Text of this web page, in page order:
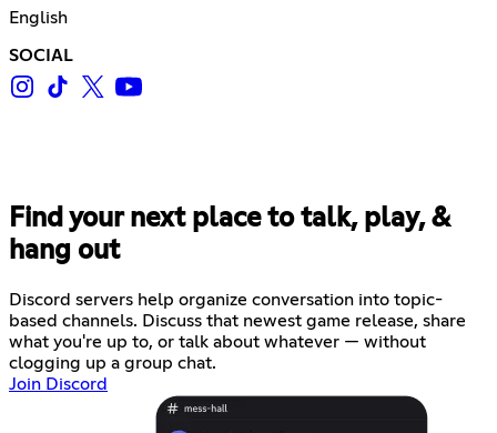
English
SOCIAL
Find your next place to talk, play, &
hang out
Discord servers help organize conversation into topic-
based channels. Discuss that newest game release, share
what you're up to, or talk about whatever — without
clogging up a group chat.
Join Discord